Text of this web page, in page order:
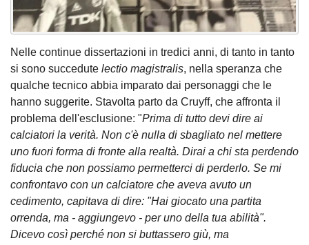
Nelle continue dissertazioni in tredici anni, di tanto in tanto
si sono succedute lectio magistralis, nella speranza che
qualche tecnico abbia imparato dai personaggi che le
hanno suggerite. Stavolta parto da Cruyff, che affronta il
problema dell'esclusione: "Prima di tutto devi dire ai
calciatori la verità. Non c'è nulla di sbagliato nel mettere
uno fuori forma di fronte alla realtà. Dirai a chi sta perdendo
fiducia che non possiamo permetterci di perderlo. Se mi
confrontavo con un calciatore che aveva avuto un
cedimento, capitava di dire: "Hai giocato una partita
orrenda, ma - aggiungevo - per uno della tua abilità".
Dicevo così perché non si buttassero giù, ma